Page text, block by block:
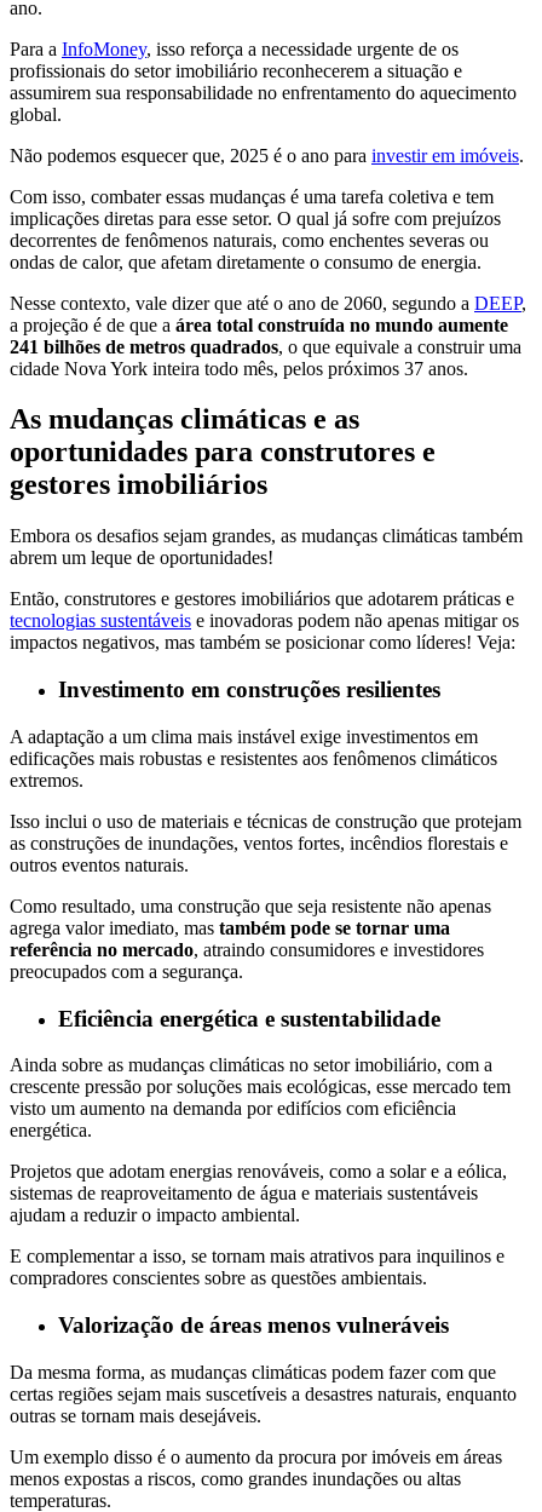
ano.
Para a InfoMoney, isso reforça a necessidade urgente de os
profissionais do setor imobiliário reconhecerem a situação e
assumirem sua responsabilidade no enfrentamento do aquecimento
global.
Não podemos esquecer que, 2025 é o ano para investir em imóveis.
Com isso, combater essas mudanças é uma tarefa coletiva e tem
implicações diretas para esse setor. O qual já sofre com prejuízos
decorrentes de fenômenos naturais, como enchentes severas ou
ondas de calor, que afetam diretamente o consumo de energia.
Nesse contexto, vale dizer que até o ano de 2060, segundo a DEEP,
a projeção é de que a área total construída no mundo aumente
241 bilhões de metros quadrados, o que equivale a construir uma
cidade Nova York inteira todo mês, pelos próximos 37 anos.
As mudanças climáticas e as
oportunidades para construtores e
gestores imobiliários
Embora os desafios sejam grandes, as mudanças climáticas também
abrem um leque de oportunidades!
Então, construtores e gestores imobiliários que adotarem práticas e
tecnologias sustentáveis e inovadoras podem não apenas mitigar os
impactos negativos, mas também se posicionar como líderes! Veja:
Investimento em construções resilientes
A adaptação a um clima mais instável exige investimentos em
edificações mais robustas e resistentes aos fenômenos climáticos
extremos.
Isso inclui o uso de materiais e técnicas de construção que protejam
as construções de inundações, ventos fortes, incêndios florestais e
outros eventos naturais.
Como resultado, uma construção que seja resistente não apenas
agrega valor imediato, mas também pode se tornar uma
referência no mercado, atraindo consumidores e investidores
preocupados com a segurança.
Eficiência energética e sustentabilidade
Ainda sobre as mudanças climáticas no setor imobiliário, com a
crescente pressão por soluções mais ecológicas, esse mercado tem
visto um aumento na demanda por edifícios com eficiência
energética.
Projetos que adotam energias renováveis, como a solar e a eólica,
sistemas de reaproveitamento de água e materiais sustentáveis
ajudam a reduzir o impacto ambiental.
E complementar a isso, se tornam mais atrativos para inquilinos e
compradores conscientes sobre as questões ambientais.
Valorização de áreas menos vulneráveis
Da mesma forma, as mudanças climáticas podem fazer com que
certas regiões sejam mais suscetíveis a desastres naturais, enquanto
outras se tornam mais desejáveis.
Um exemplo disso é o aumento da procura por imóveis em áreas
menos expostas a riscos, como grandes inundações ou altas
temperaturas.